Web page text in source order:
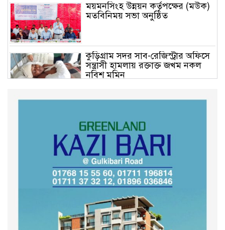
ময়মনসিংহ উন্নয়ন কর্তৃপক্ষের (মউক)
মতবিনিময় সভা অনুষ্ঠিত
কুড়িগ্রাম সদর সাব-রেজিস্ট্রার অফিসে
সন্ত্রাসী হামলায় রক্তাক্ত জখম নকল
নবিশ মমিন
অনুষ্ঠিত
কুড়িগ্রাম কৃষি বিশ্ববিদ্যালয়ের স্থায়ী
ক্যাম্পাস নির্মাণে ইউজিসির সমন্বয়
সভা অনুষ্ঠিত
শহীদদের অসম্পূর্ণ মিশন সম্পন্ন করে
তবেই আমরা তৃপ্তিভোজন করব-
মুফতি আলী হাসান উসামা